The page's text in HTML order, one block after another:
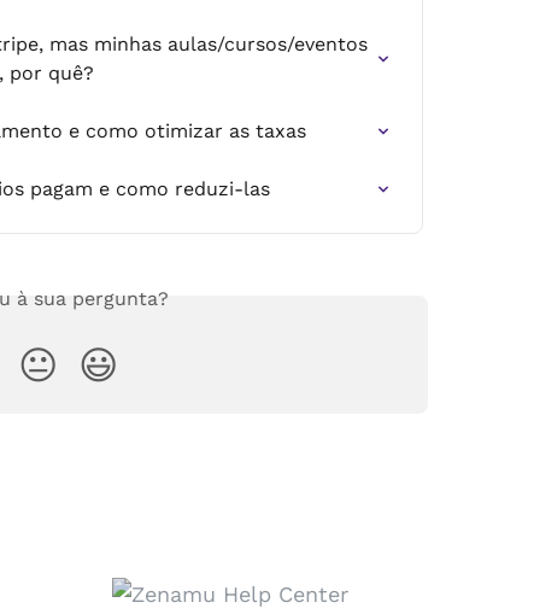
mas minhas aulas/cursos/eventos
por quê?
e como otimizar as taxas
pagam e como reduzi-las
à sua pergunta?
😐 😃